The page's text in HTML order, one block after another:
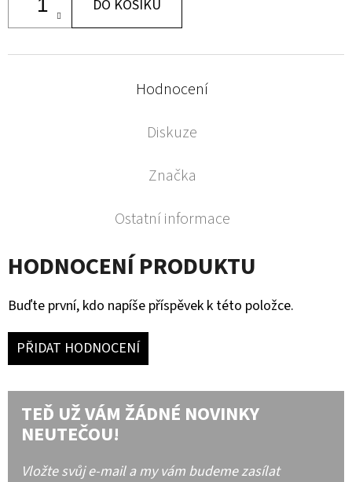
DO KOŠÍKU
Hodnocení
Diskuze
Značka
Ostatní informace
HODNOCENÍ PRODUKTU
Buďte první, kdo napíše příspěvek k této položce.
PŘIDAT HODNOCENÍ
TEĎ UŽ VÁM ŽÁDNÉ NOVINKY
NEUTEČOU!
Vložte svůj e-mail a my vám budeme zasílat